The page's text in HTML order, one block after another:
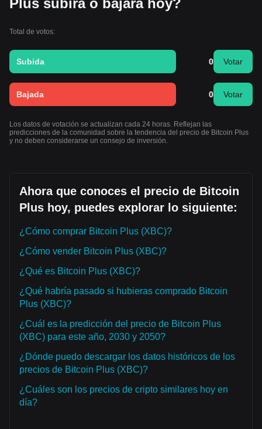
Plus subirá o bajará hoy?
Total de votos:
Subida 0 Votar
Bajada 0 Votar
Los datos de votación se actualizan cada 24 horas. Reflejan las
predicciones de la comunidad sobre la tendencia del precio de Bitcoin Plus
y no deben considerarse un consejo de inversión.
Ahora que conoces el precio de Bitcoin
Plus hoy, puedes explorar lo siguiente:
¿Cómo comprar Bitcoin Plus (XBC)?
¿Cómo vender Bitcoin Plus (XBC)?
¿Qué es Bitcoin Plus (XBC)?
¿Qué habría pasado si hubieras comprado Bitcoin
Plus (XBC)?
¿Cuál es la predicción del precio de Bitcoin Plus
(XBC) para este año, 2030 y 2050?
¿Dónde puedo descargar los datos históricos de los
precios de Bitcoin Plus (XBC)?
¿Cuáles son los precios de cripto similares hoy en
día?